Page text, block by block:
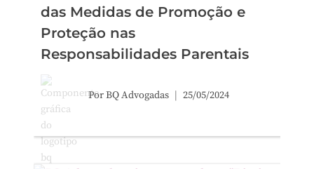
das Medidas de Promoção e
Proteção nas
Responsabilidades Parentais
PorBQ Advogadas 25/05/2024